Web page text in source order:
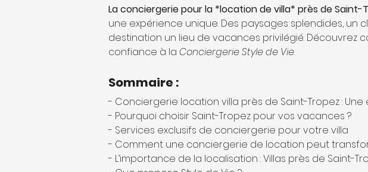
La conciergerie pour la *location de villa* près de Saint-
une expérience unique. Des paysages splendides,
destination un lieu de vacances privilégié.
confiance à la Conciergerie Style de Vie.
Sommaire :
- Conciergerie location villa près de Saint-Tropez :
- Pourquoi choisir Saint-Tropez pour vos vacances ?
- Services exclusifs de conciergerie pour votre villa
- Comment une conciergerie de location peut
- L’importance de la localisation : Villas près de Saint-